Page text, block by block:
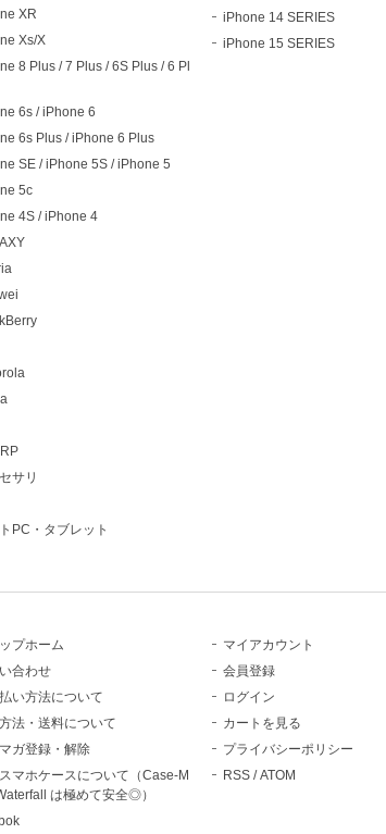
XR
Xs/X
8 Plus / 7 Plus / 6S Plus / 6 Pl
6s / iPhone 6
6s Plus / iPhone 6 Plus
SE / iPhone 5S / iPhone 5
5c
4S / iPhone 4
サリ
PC・タブレット
iPhone 14 SERIES
iPhone 15 SERIES
プホーム
合わせ
い方法について
法・送料について
ガ登録・解除
マホケースについて（Case-M
は極めて安全◎）
マイアカウント
会員登録
ログイン
カートを見る
プライバシーポリシー
RSS /ATOM